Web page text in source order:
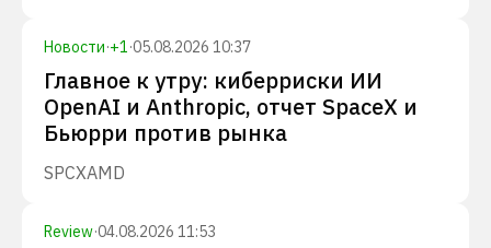
Новости·+1·05.08.2026 10:37
Главное к утру: киберриски ИИ
OpenAI и Anthropic, отчет SpaceX и
Бьюрри против рынка
SPCXAMD
Review·04.08.2026 11:53